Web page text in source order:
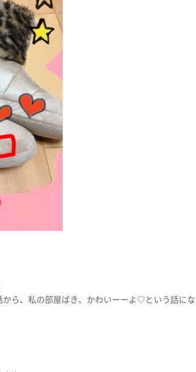
ら、私の部屋ばき、かわいーーよ♡という話にな